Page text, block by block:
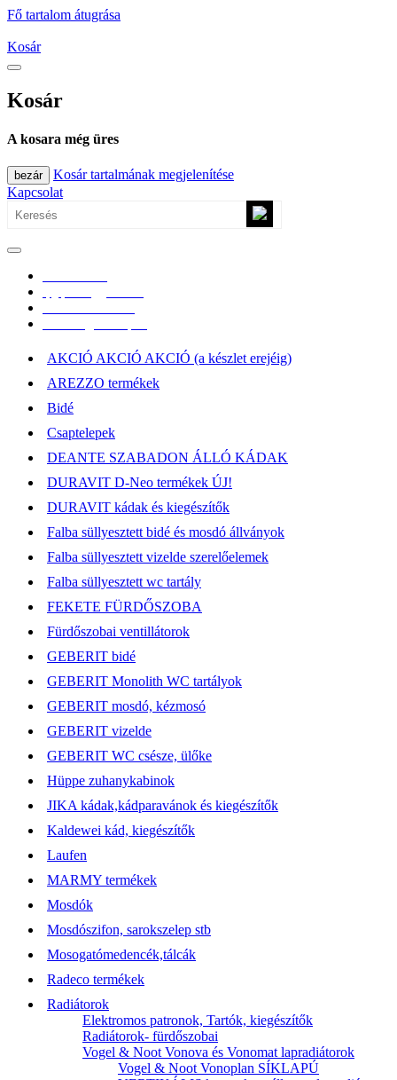
Fő tartalom átugrása
Kosár
Kosár
A kosara még üres
bezár
Kosár tartalmának megjelenítése
Kapcsolat
AKCIÓ AKCIÓ AKCIÓ (a készlet erejéig)
AREZZO termékek
Bidé
Csaptelepek
DEANTE SZABADON ÁLLÓ KÁDAK
DURAVIT D-Neo termékek ÚJ!
DURAVIT kádak és kiegészítők
Falba süllyesztett bidé és mosdó állványok
Falba süllyesztett vizelde szerelőelemek
Falba süllyesztett wc tartály
FEKETE FÜRDŐSZOBA
Fürdőszobai ventillátorok
GEBERIT bidé
GEBERIT Monolith WC tartályok
GEBERIT mosdó, kézmosó
GEBERIT vizelde
GEBERIT WC csésze, ülőke
Hüppe zuhanykabinok
JIKA kádak,kádparavánok és kiegészítők
Kaldewei kád, kiegészítők
Laufen
MARMY termékek
Mosdók
Mosdószifon, sarokszelep stb
Mosogatómedencék,tálcák
Radeco termékek
Radiátorok
Elektromos patronok, Tartók, kiegészítők
Radiátorok- fürdőszobai
Vogel & Noot Vonova és Vonomat lapradiátorok
Vogel & Noot Vonoplan SÍKLAPÚ